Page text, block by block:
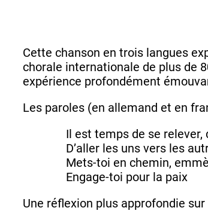
Cette chanson en trois langues
chorale internationale de plus de
expérience profondément
Les paroles (en allemand et en
Il est temps de se relever,
D’aller les uns vers les
Mets-toi en chemin,
Engage-toi pour la paix
Une réflexion plus approfondie